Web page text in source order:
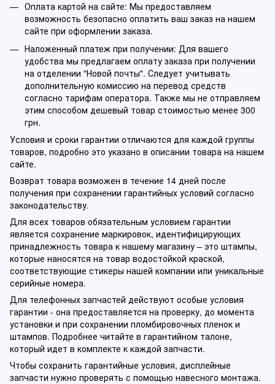
Оплата картой на сайте: Мы предоставляем
возможность безопасно оплатить ваш заказ на нашем
сайте при оформлении заказа.
Наложенный платеж при получении: Для вашего
удобства мы предлагаем оплату заказа при получении
на отделении "Новой почты". Следует учитывать
дополнительную комиссию на перевод средств
согласно тарифам оператора. Также мы не отправляем
этим способом дешевый товар стоимостью менее 300
грн.
Условия и сроки гарантии отличаются для каждой группы
товаров, подробно это указано в описании товара на нашем
сайте.
Возврат товара возможен в течение 14 дней после
получения при сохранении гарантийных условий согласно
законодательству.
Для всех товаров обязательным условием гарантии
является сохранение маркировок, идентифицирующих
принадлежность товара к нашему магазину – это штампы,
которые наносятся на товар водостойкой краской,
соответствующие стикеры нашей компании или уникальные
серийные номера.
Для телефонных запчастей действуют особые условия
гарантии - она предоставляется на проверку, до момента
установки и при сохранении пломбировочных пленок и
штампов. Подробнее читайте в гарантийном талоне,
который идет в комплекте к каждой запчасти.
Чтобы сохранить гарантийные условия, дисплейные
запчасти нужно проверять с помощью навесного монтажа.